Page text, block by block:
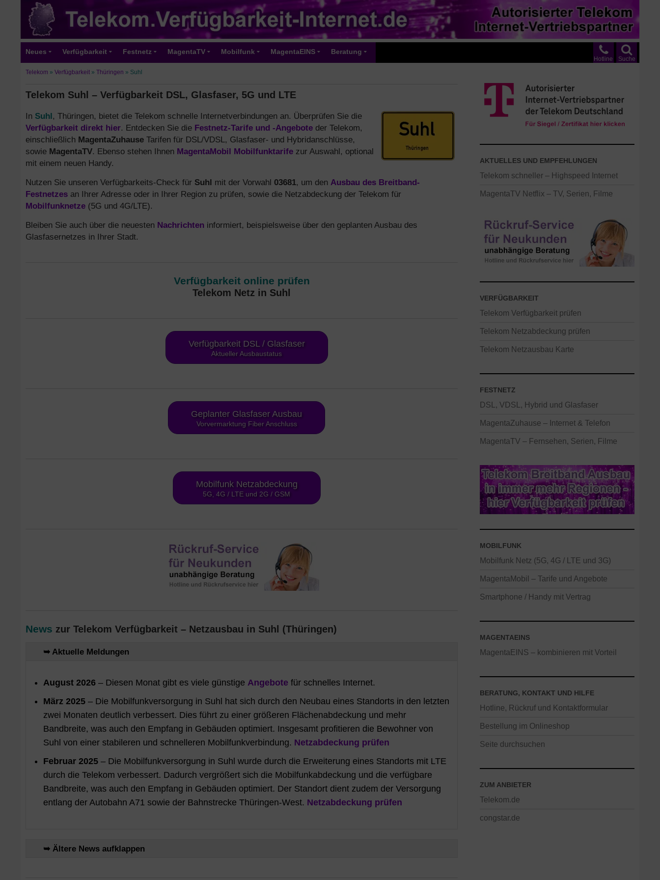
Suche
Hotline
Neues Verfügbarkeit Festnetz MagentaTV Mobilfunk MagentaEINS Beratung
Telekom » Verfügbarkeit » Thüringen » Suhl
Telekom Suhl – Verfügbarkeit DSL, Glasfaser, 5G und LTE
In Suhl, Thüringen, bietet die Telekom schnelle Internetverbindungen an. Überprüfen Sie die
Verfügbarkeit direkt hier. Entdecken Sie die Festnetz-Tarife und -Angebote der Telekom,
einschließlich MagentaZuhause Tarifen für DSL/VDSL, Glasfaser- und Hybridanschlüsse,
sowie MagentaTV. Ebenso stehen Ihnen MagentaMobil Mobilfunktarife zur Auswahl, optional
mit einem neuen Handy.
Nutzen Sie unseren Verfügbarkeits-Check für Suhl mit der Vorwahl 03681, um den Ausbau des Breitband-
Festnetzes an Ihrer Adresse oder in Ihrer Region zu prüfen, sowie die Netzabdeckung der Telekom für
Mobilfunknetze (5G und 4G/LTE).
Bleiben Sie auch über die neuesten Nachrichten informiert, beispielsweise über den geplanten Ausbau des
Glasfasernetzes in Ihrer Stadt.
Verfügbarkeit online prüfen
Telekom Netz in Suhl
Verfügbarkeit DSL / Glasfaser
Aktueller Ausbaustatus
Geplanter Glasfaser Ausbau
Vorvermarktung Fiber Anschluss
Mobilfunk Netzabdeckung
5G, 4G / LTE und 2G / GSM
News zur Telekom Verfügbarkeit – Netzausbau in Suhl (Thüringen)
➥ Aktuelle Meldungen
August 2026 – Diesen Monat gibt es viele günstige Angebote für schnelles Internet.
März 2025 – Die Mobilfunkversorgung in Suhl hat sich durch den Neubau eines Standorts in den letzten
zwei Monaten deutlich verbessert. Dies führt zu einer größeren Flächenabdeckung und mehr
Bandbreite, was auch den Empfang in Gebäuden optimiert. Insgesamt profitieren die Bewohner von
Suhl von einer stabileren und schnelleren Mobilfunkverbindung. Netzabdeckung prüfen
Februar 2025 – Die Mobilfunkversorgung in Suhl wurde durch die Erweiterung eines Standorts mit LTE
durch die Telekom verbessert. Dadurch vergrößert sich die Mobilfunkabdeckung und die verfügbare
Bandbreite, was auch den Empfang in Gebäuden optimiert. Der Standort dient zudem der Versorgung
entlang der Autobahn A71 sowie der Bahnstrecke Thüringen-West. Netzabdeckung prüfen
➥ Ältere News aufklappen
AKTUELLES UND EMPFEHLUNGEN
Telekom schneller – Highspeed Internet
MagentaTV Netflix – TV, Serien, Filme
VERFÜGBARKEIT
Telekom Verfügbarkeit prüfen
Telekom Netzabdeckung prüfen
Telekom Netzausbau Karte
FESTNETZ
DSL, VDSL, Hybrid und Glasfaser
MagentaZuhause – Internet & Telefon
MagentaTV – Fernsehen, Serien, Filme
MOBILFUNK
Mobilfunk Netz (5G, 4G / LTE und 3G)
MagentaMobil – Tarife und Angebote
Smartphone / Handy mit Vertrag
MAGENTAEINS
MagentaEINS – kombinieren mit Vorteil
BERATUNG, KONTAKT UND HILFE
Hotline, Rückruf und Kontaktformular
Bestellung im Onlineshop
Seite durchsuchen
ZUM ANBIETER
Telekom.de
congstar.de